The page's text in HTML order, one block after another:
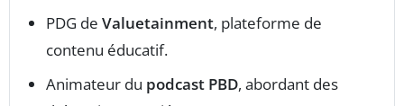
PDG de Valuetainment, plateforme de
contenu éducatif.
Animateur du podcast PBD, abordant des